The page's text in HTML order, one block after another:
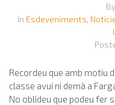
By
In Esdeveniments,
Recordeu que amb motiu
classe avui ni demà a
No oblideu que podeu fer